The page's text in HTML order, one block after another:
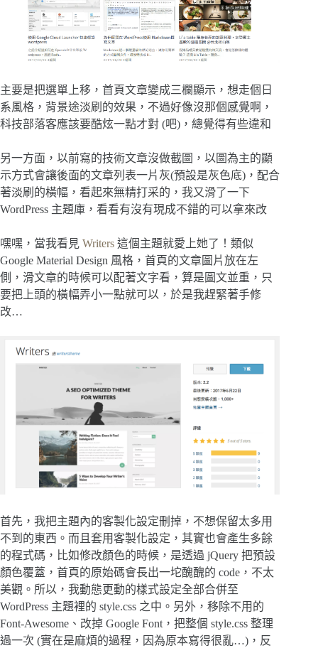
主要是把選單上移，首頁文章變成三欄顯示，想走個日
系風格，背景途淡刷的效果，不過好像沒那個感覺啊，
科技部落客應該要酷炫一點才對 (吧)，總覺得有些違和
另一方面，以前寫的技術文章沒做截圖，以圖為主的顯
示方式會讓後面的文章列表一片灰(預設是灰色底)，配合
著淡刷的橫幅，看起來無精打采的，我又滑了一下
WordPress 主題庫，看看有沒有現成不錯的可以拿來改
嘿嘿，當我看見 Writers 這個主題就愛上她了！類似
Google Material Design 風格，首頁的文章圖片放在左
側，滑文章的時候可以配著文字看，算是圖文並重，只
要把上頭的橫幅弄小一點就可以，於是我趕緊著手修
改…
首先，我把主題內的客製化設定刪掉，不想保留太多用
不到的東西。而且套用客製化設定，其實也會產生多餘
的程式碼，比如修改顏色的時候，是透過 jQuery 把預設
顏色覆蓋，首頁的原始碼會長出一坨醜醜的 code，不太
美觀。所以，我動態更動的樣式設定全部合併至
WordPress 主題裡的 style.css 之中。另外，移除不用的
Font-Awesome、改掉 Google Font，把整個 style.css 整理
過一次 (實在是麻煩的過程，因為原本寫得很亂…)，反